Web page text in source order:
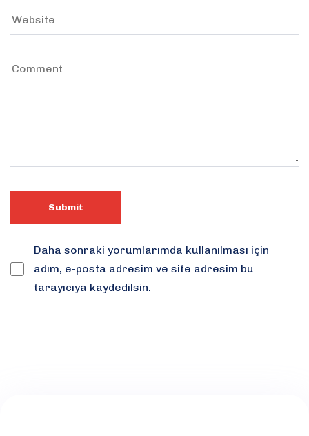
Daha sonraki yorumlarımda kullanılması için
adım, e-posta adresim ve site adresim bu
tarayıcıya kaydedilsin.